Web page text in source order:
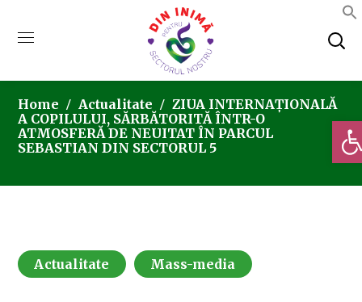
Home Actualitate
ZIUA INTERNAȚIONALĂ
A COPILULUI, SĂRBĂTORITĂ ÎNTR-O
ATMOSFERĂ DE NEUITAT ÎN PARCUL
SEBASTIAN DIN SECTORUL 5
Actualitate Mass-media